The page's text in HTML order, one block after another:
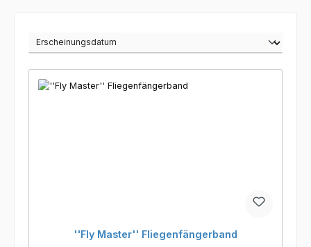
''Fly Master'' Fliegenfängerband